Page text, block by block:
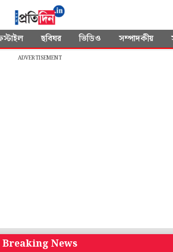
ছবিঘর ভিডিও সম্পাদকীয়
ADVERTISEMENT
Breaking News